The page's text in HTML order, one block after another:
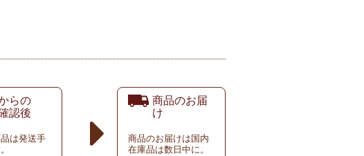
らの
認後
は発送手
商品のお届
け
商品のお届けは国内
在庫品は数日中に。